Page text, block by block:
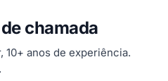
chamada
10+ anos de experiência.